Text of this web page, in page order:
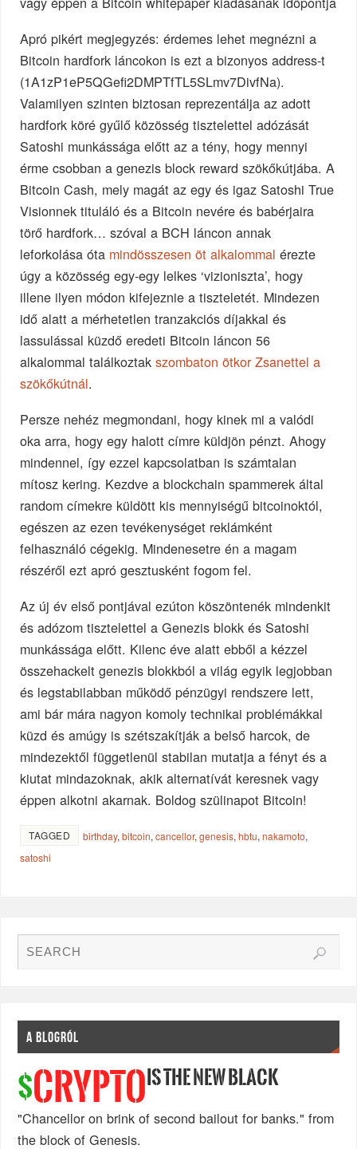
Apró pikért megjegyzés: érdemes lehet megnézni a
Bitcoin hardfork láncokon is ezt a bizonyos address-t
(1A1zP1eP5QGefi2DMPTfTL5SLmv7DivfNa).
Valamilyen szinten biztosan reprezentálja az adott
hardfork köré gyűlő közösség tisztelettel adózását
Satoshi munkássága előtt az a tény, hogy mennyi
érme csobban a genezis block reward szökőkútjába. A
Bitcoin Cash, mely magát az egy és igaz Satoshi True
Visionnek tituláló és a Bitcoin nevére és babérjaira
törő hardfork… szóval a BCH láncon annak
leforkolása óta mindösszesen öt alkalommal érezte
úgy a közösség egy-egy lelkes ‘vizioniszta’, hogy
illene ilyen módon kifejeznie a tiszteletét. Mindezen
idő alatt a mérhetetlen tranzakciós díjakkal és
lassulással küzdő eredeti Bitcoin láncon 56
alkalommal találkoztakszombaton ötkor Zsanettel a
szökőkútnál.
Persze nehéz megmondani, hogy kinek mi a valódi
oka arra, hogy egy halott címre küldjön pénzt. Ahogy
mindennel, így ezzel kapcsolatban is számtalan
mítosz kering. Kezdve a blockchain spammerek által
random címekre küldött kis mennyiségű bitcoinoktól,
egészen az ezen tevékenységet reklámként
felhasználó cégekig. Mindenesetre én a magam
részéről ezt apró gesztusként fogom fel.
Az új év első pontjával ezúton köszöntenék mindenkit
és adózom tisztelettel a Genezis blokk és Satoshi
munkássága előtt. Kilenc éve alatt ebből a kézzel
összehackelt genezis blokkból a világ egyik legjobban
és legstabilabban működő pénzügyi rendszere lett,
ami bár mára nagyon komoly technikai problémákkal
küzd és amúgy is szétszakítják a belső harcok, de
mindezektől függetlenül stabilan mutatja a fényt és a
kiutat mindazoknak, akik alternatívát keresnek vagy
éppen alkotni akarnak. Boldog szülinapot Bitcoin!
TAGGED birthday,bitcoin,cancellor,genesis,hbtu,nakamoto,
satoshi
A BLOGRÓL
$CRYPTO IS THE NEW BLACK
"Chancellor on brink of second bailout for banks." from
the block of Genesis.